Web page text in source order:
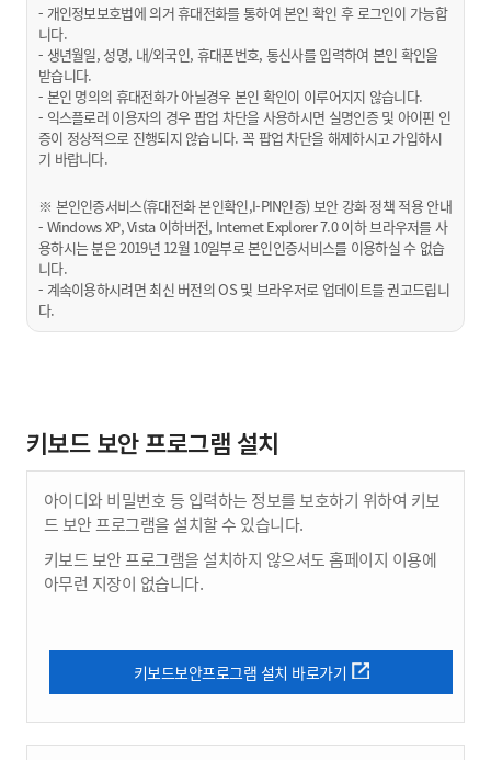
- 개인정보보호법에 의거 휴대전화를 통하여 본인 확인 후 로그인이 가능합
니다.
- 생년월일, 성명, 내/외국인, 휴대폰번호, 통신사를 입력하여 본인 확인을
받습니다.
- 본인 명의의 휴대전화가 아닐경우 본인 확인이 이루어지지 않습니다.
- 익스플로러 이용자의 경우 팝업 차단을 사용하시면 실명인증 및 아이핀 인
증이 정상적으로 진행되지 않습니다. 꼭 팝업 차단을 해제하시고 가입하시
기 바랍니다.
※ 본인인증서비스(휴대전화 본인확인,I-PIN인증) 보안 강화 정책 적용 안내
- Windows XP, Vista 이하버전, Internet Explorer 7.0 이하 브라우저를 사
용하시는 분은 2019년 12월 10일부로 본인인증서비스를 이용하실 수 없습
니다.
- 계속이용하시려면 최신 버전의 OS 및 브라우저로 업데이트를 권고드립니
다.
키보드 보안 프로그램 설치
아이디와 비밀번호 등 입력하는 정보를 보호하기 위하여 키보
드 보안 프로그램을 설치할 수 있습니다.
키보드 보안 프로그램을 설치하지 않으셔도 홈페이지 이용에
아무런 지장이 없습니다.
키보드보안프로그램 설치 바로가기